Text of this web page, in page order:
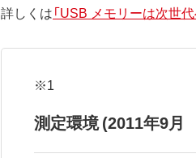
詳しくは「USB メモリーは次世
※1
測定環境 (2011年9